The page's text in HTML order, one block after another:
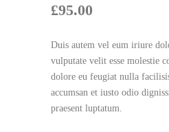
Rated5.00
out of 5
ratings
£95.00
Duis autem vel eum iriure
vulputate velit esse molestie
dolore eu feugiat nulla
accumsan et iusto odio
praesent luptatum.